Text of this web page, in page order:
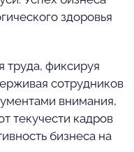
здоровья
труда, фиксируя
сотрудников
внимания,
текучести кадров
бизнеса на